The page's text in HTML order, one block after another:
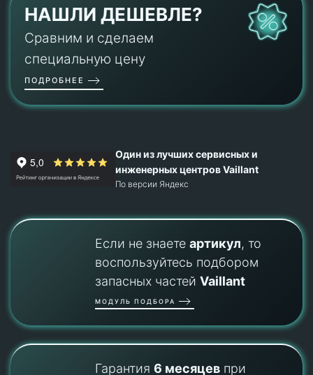
НАШЛИ ДЕШЕВЛЕ?
Сравним и сделаем
специальную цену
ПОДРОБНЕЕ
Один из лучших сервисных и
инженерных центров Vaillant
По версии Яндекс
Если не знаете артикул, то
воспользуйтесь подбором
запасных частей Vaillant
МОДУЛЬ ПОДБОРА
Гарантия 6 месяцевпри